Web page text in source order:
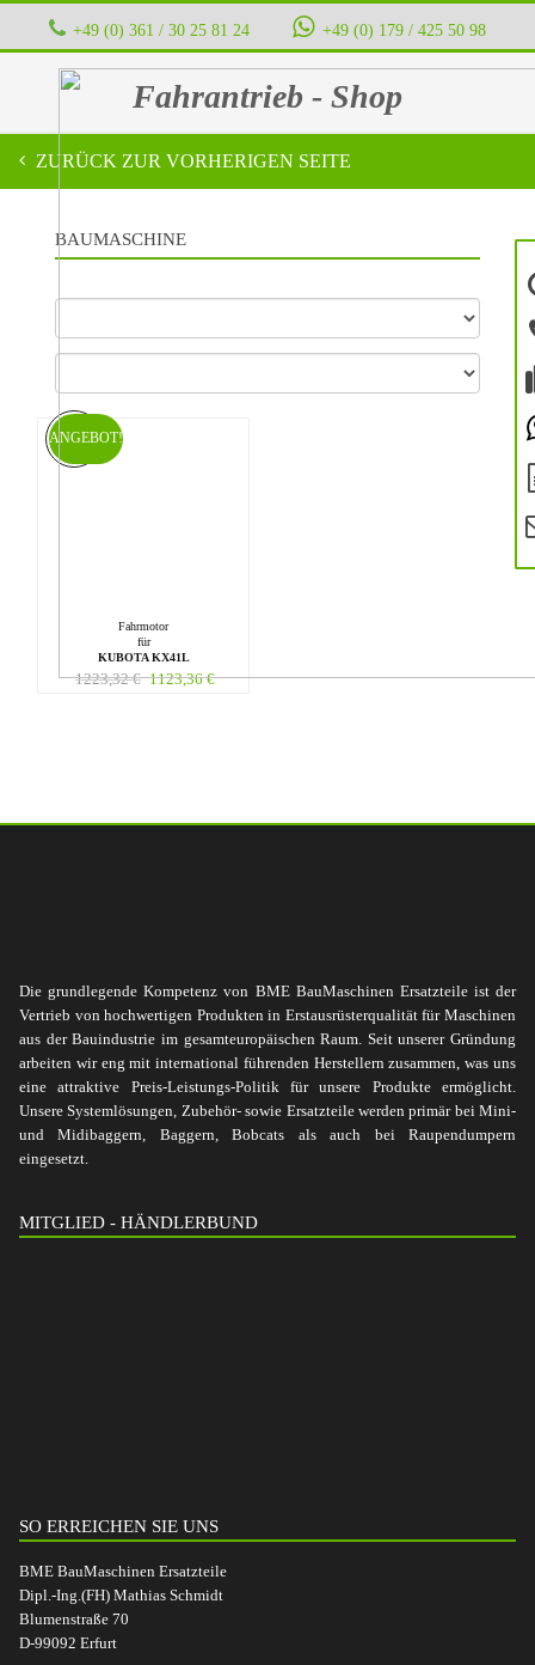
+49 (0) 361 / 30 25 81 24 ‭ ‭ ‭ ‭ +49 (0) 179 / 425 50 98
Fahrantrieb - Shop
ZURÜCK ZUR VORHERIGEN SEITE
BAUMASCHINE
Fahrmotor
für
KUBOTA KX41L
1223,32€ 1123,36€
ANGEBOT!
Die grundlegende Kompetenz von BME BauMaschinen Ersatzteile ist der
Vertrieb von hochwertigen Produkten in Erstausrüsterqualität für Maschinen
aus der Bauindustrie im gesamteuropäischen Raum. Seit unserer Gründung
arbeiten wir eng mit international führenden Herstellern zusammen, was uns
eine attraktive Preis-Leistungs-Politik für unsere Produkte ermöglicht.
Unsere Systemlösungen, Zubehör- sowie Ersatzteile werden primär bei Mini-
und Midibaggern, Baggern, Bobcats als auch bei Raupendumpern
eingesetzt.
MITGLIED - HÄNDLERBUND
SO ERREICHEN SIE UNS
BME BauMaschinen Ersatzteile
Dipl.-Ing.(FH) Mathias Schmidt
Blumenstraße 70
D-99092 Erfurt